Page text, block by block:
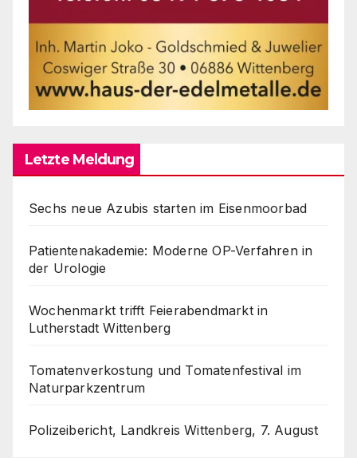
Letzte Meldung
Sechs neue Azubis starten im Eisenmoorbad
Patientenakademie: Moderne OP-Verfahren in
der Urologie
Wochenmarkt trifft Feierabendmarkt in
Lutherstadt Wittenberg
Tomatenverkostung und Tomatenfestival im
Naturparkzentrum
Polizeibericht, Landkreis Wittenberg, 7. August